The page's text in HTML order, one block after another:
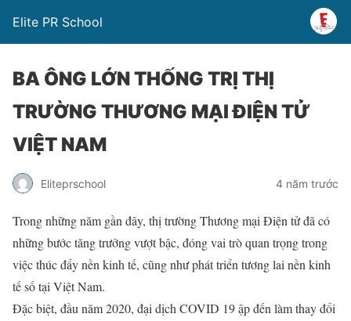
Elite PR School
BA ÔNG LỚN THỐNG TRỊ THỊ
TRƯỜNG THƯƠNG MẠI ĐIỆN TỬ
VIỆT NAM
Eliteprschool 4 năm trước
Trong những năm gần đây, thị trường Thương mại Điện tử đã có
những bước tăng trưởng vượt bậc, đóng vai trò quan trọng trong
việc thúc đẩy nền kinh tế, cũng như phát triển tương lai nền kinh
tế số tại Việt Nam.
Đặc biệt, đầu năm 2020, đại dịch COVID 19 ập đến làm thay đổi